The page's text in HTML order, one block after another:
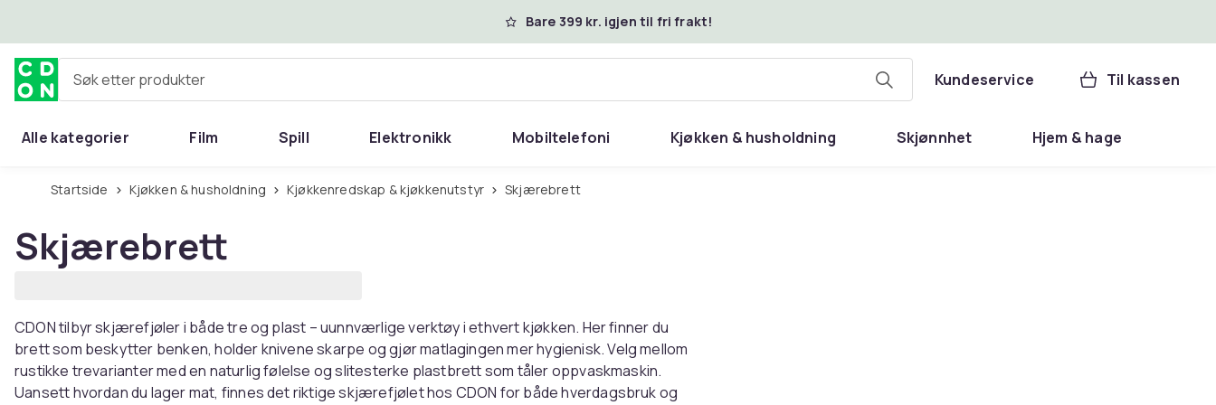
Bare 399 kr. igjen til fri frakt!
Søk etter produkter Kundeservice Til kassen
Alle kategorier Film Spill Elektronikk Mobiltelefoni Kjøkken & husholdning Skjønnhet Hjem & hage
Startside Kjøkken & husholdning Kjøkkenredskap & kjøkkenutstyr Skjærebrett
Skjærebrett
CDON tilbyr skjærefjøler i både tre og plast – uunnværlige verktøy i ethvert kjøkken. Her finner du
brett som beskytter benken, holder knivene skarpe og gjør matlagingen mer hygienisk. Velg mellom
rustikke trevarianter med en naturlig følelse og slitesterke plastbrett som tåler oppvaskmaskin.
Uansett hvordan du lager mat, finnes det riktige skjærefjølet hos CDON for både hverdagsbruk og